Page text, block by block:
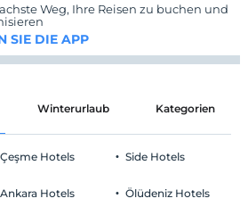
Weg, Ihre Reisen zu buchen und
SIE DIE APP
Winterurlaub Kategorien
Çeşme Hotels
Ankara Hotels
Side Hotels
Ölüdeniz Hotels